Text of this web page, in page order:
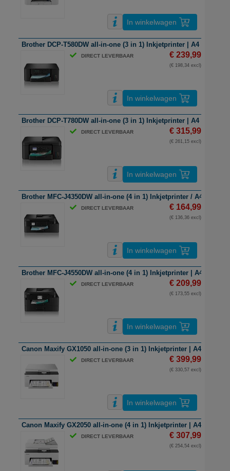
In winkelwagen
Brother DCP-T580DW all-in-one (3 in 1) Inkjetprinter | A4 | kleur |
DIRECT LEVERBAAR € 239,99
(€ 198,34 excl)
In winkelwagen
Brother DCP-T780DW all-in-one (3 in 1) Inkjetprinter | A4 | kleur |
DIRECT LEVERBAAR € 315,99
(€ 261,15 excl)
In winkelwagen
Brother MFC-J4350DW all-in-one (4 in 1) Inkjetprinter / A4 / kleur
DIRECT LEVERBAAR € 164,99
(€ 136,36 excl)
In winkelwagen
Brother MFC-J4550DW all-in-one (4 in 1) Inkjetprinter | A4 | kleur
DIRECT LEVERBAAR € 209,99
(€ 173,55 excl)
In winkelwagen
Canon Maxify GX1050 all-in-one (3 in 1) Inkjetprinter | A4 | kleur |
DIRECT LEVERBAAR € 399,99
(€ 330,57 excl)
In winkelwagen
Canon Maxify GX2050 all-in-one (4 in 1) Inkjetprinter | A4 | kleur |
DIRECT LEVERBAAR € 307,99
(€ 254,54 excl)